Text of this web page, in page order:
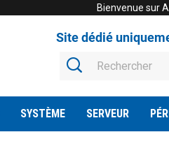
Bienvenue sur
Site dédié
SYSTÈME SERVEUR